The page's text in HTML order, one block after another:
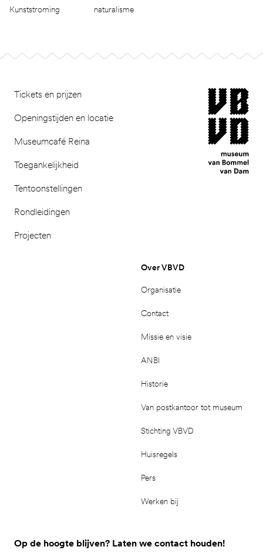
Kunststroming naturalisme
Tickets en prijzen
Openingstijden en locatie
Museumcafé Reina
Toegankelijkheid
Tentoonstellingen
Rondleidingen
Projecten
museum van
Over VBVD
Organisatie
Contact
Missie en visie
ANBI
Historie
Van postkantoor tot museum
Stichting VBVD
Huisregels
Pers
Werken bij
Op de hoogte blijven? Laten we contact houden!